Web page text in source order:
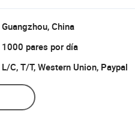
Guangzhou, China
1000 pares por día
L/C, T/T, Western Union, Paypal